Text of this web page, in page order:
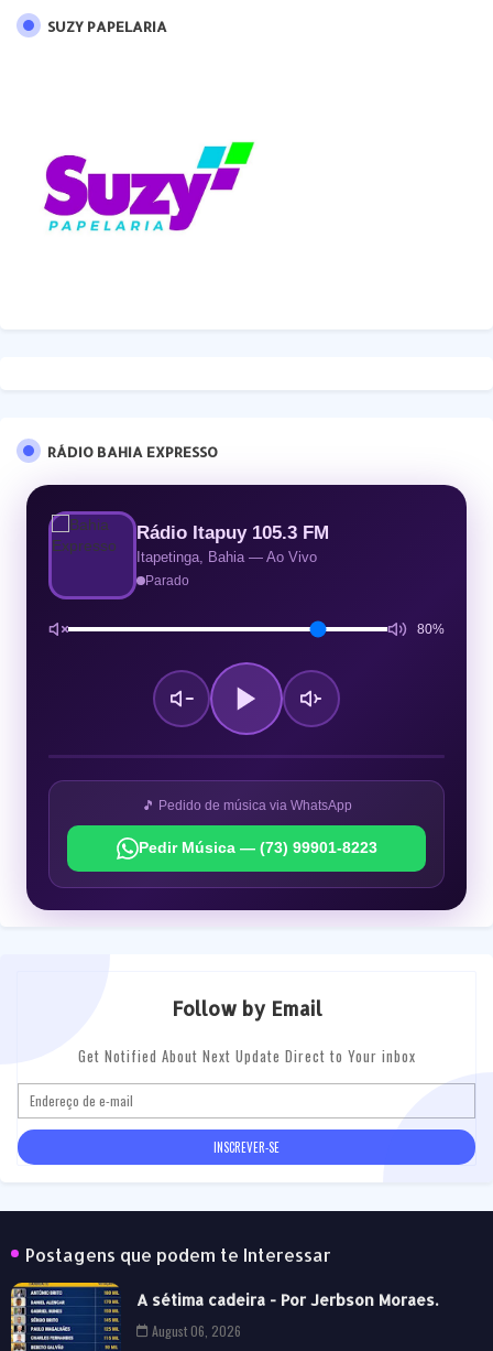
SUZY PAPELARIA
RÁDIO BAHIA EXPRESSO
Rádio Itapuy 105.3 FM
Itapetinga, Bahia — Ao Vivo
Parado
80%
🎵 Pedido de música via WhatsApp
Pedir Música — (73) 99901-8223
Follow by Email
Get Notified About Next Update Direct to Your inbox
Postagens que podem te Interessar
A sétima cadeira - Por Jerbson Moraes.
August 06, 2026